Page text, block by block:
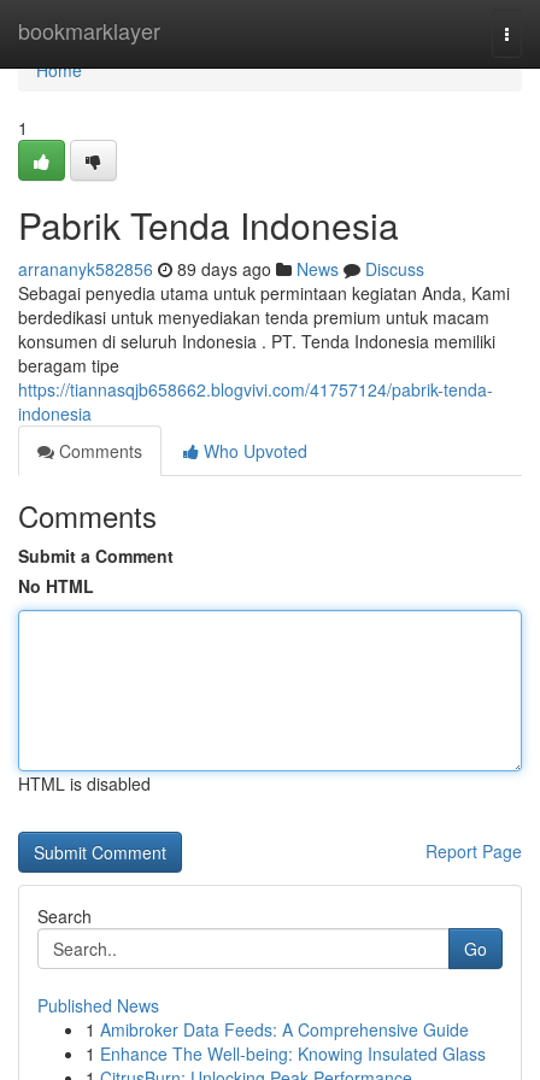
bookmarklayer
Home
Home
1
Pabrik Tenda Indonesia
arrananyk582856 89 days ago News
Discuss
Sebagai penyedia utama untuk permintaan kegiatan Anda, Kami
berdedikasi untuk menyediakan tenda premium untuk macam
konsumen di seluruh Indonesia . PT. Tenda Indonesia memiliki
beragam tipe
https://tiannasqjb658662.blogvivi.com/41757124/pabrik-tenda-
indonesia
Comments
Who Upvoted
Comments
Submit a Comment
No HTML
HTML is disabled
Report Page
Search
Go
Published News
1 Amibroker Data Feeds: A Comprehensive Guide
1 Enhance The Well-being: Knowing Insulated Glass